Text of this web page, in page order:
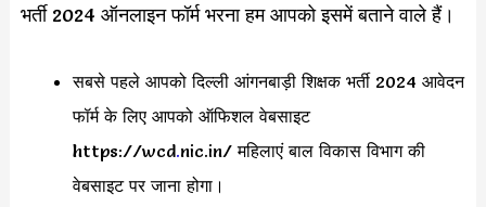
भर्ती 2024 ऑनलाइन फॉर्म भरना हम आपको इसमें बताने वाले हैं।
सबसे पहले आपको दिल्ली आंगनबाड़ी शिक्षक भर्ती 2024 आवेदन
फॉर्म के लिए आपको ऑफिशल वेबसाइट
https://wcd.nic.in/ महिलाएं बाल विकास विभाग की
वेबसाइट पर जाना होगा।